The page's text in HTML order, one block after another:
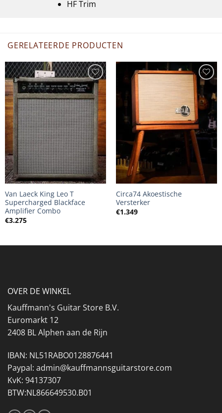
HF Trim
GERELATEERDE PRODUCTEN
Van Laeck King Leo T
Supercharged Blackface
Amplifier Combo
€3.275
Circa74 Akoestische
Versterker
€1.349
OVER DE WINKEL
Kauffmann's Guitar Store B.V.
Euromarkt 12
2408 BL Alphen aan de Rijn
IBAN: NL51RABO0128876441
Paypal: admin@kauffmannsguitarstore.com
KvK: 94137307
BTW:NL866649530.B01